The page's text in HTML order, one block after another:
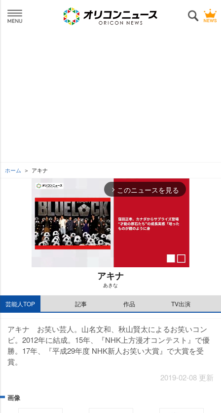
ホーム アキナ
arrow_forward_ios このニュースを見る
M
t
アキナ
あきな
芸能人TOP 記事 作品 TV出演
アキナ お笑い芸人。山名文和、秋山賢太によるお笑いコン
ビ。2012年に結成。15年、『NHK上方漫才コンテスト』で優
勝。17年、『平成29年度 NHK新人お笑い大賞』で大賞を受
賞。
2019-02-08 更新
画像